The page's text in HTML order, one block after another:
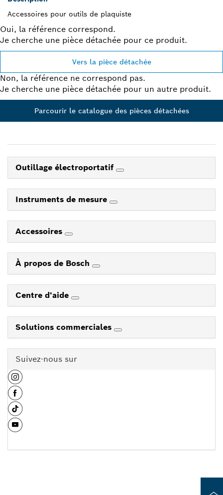
Accessoires pour outils de plaquiste
Oui, la référence correspond.
Je cherche une pièce détachée pour ce produit.
Vers la pièce détachée
Non, la référence ne correspond pas.
Je cherche une pièce détachée pour un autre produit.
Parcourir le catalogue des pièces détachées
Outillage électroportatif
Instruments de mesure
Accessoires
À propos de Bosch
Centre d'aide
Solutions commerciales
Suivez-nous sur